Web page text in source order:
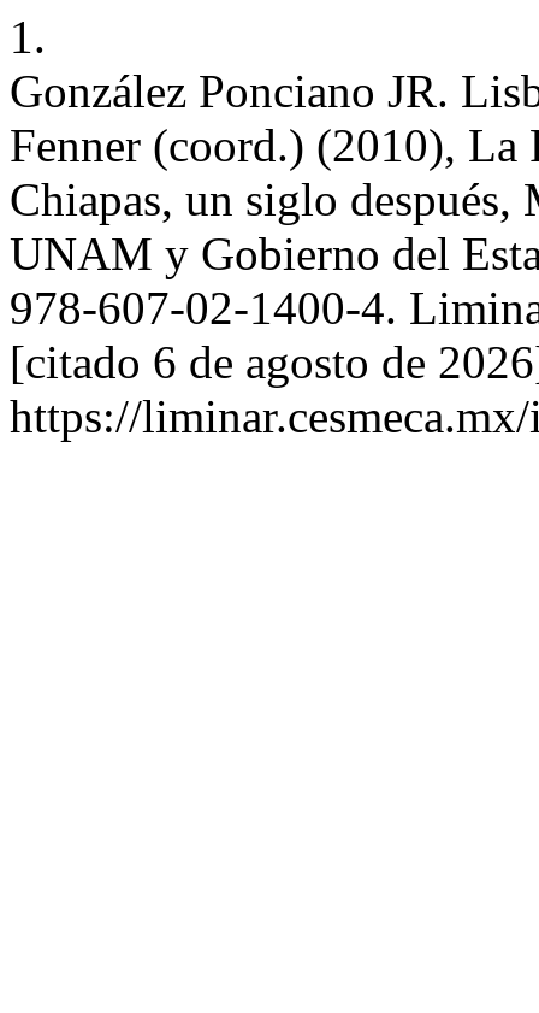
1.
González Ponciano JR.
Fenner (coord.) (2010), La
Chiapas, un siglo
UNAM y Gobierno del
978-607-02-1400-4.
[citado 6 de agosto de
https://